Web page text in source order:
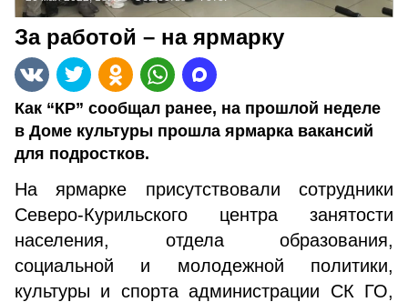
За работой – на ярмарку
Как “КР” сообщал ранее, на прошлой неделе
в Доме культуры прошла ярмарка вакансий
для подростков.
На ярмарке присутствовали сотрудники
Северо-Курильского центра занятости
населения, отдела образования,
социальной и молодежной политики,
культуры и спорта администрации СК ГО,